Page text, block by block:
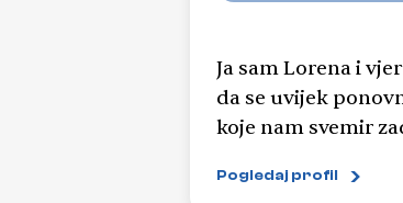
Ja sam Lorena i
da se uvijek
koje nam svemir
čine tako
Pogledaj profil